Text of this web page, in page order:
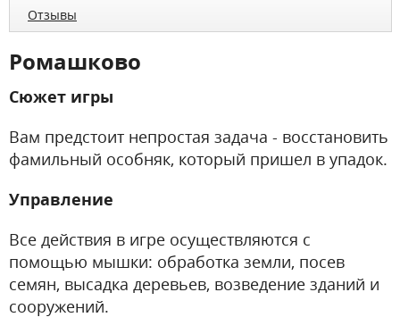
Отзывы
Ромашково
Сюжет игры
Вам предстоит непростая задача - восстановить
фамильный особняк, который пришел в упадок.
Управление
Все действия в игре осуществляются с
помощью мышки: обработка земли, посев
семян, высадка деревьев, возведение зданий и
сооружений.